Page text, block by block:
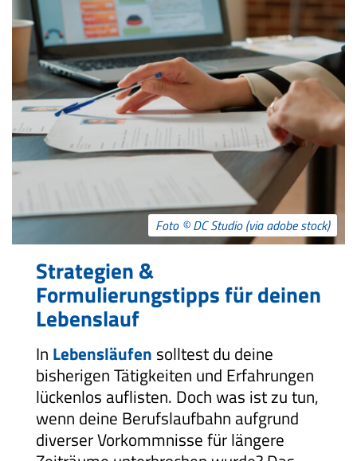
Foto © DC Studio (via adobe stock)
Strategien &
Formulierungstipps für deinen
Lebenslauf
In Lebensläufen solltest du deine
bisherigen Tätigkeiten und Erfahrungen
lückenlos auflisten. Doch was ist zu tun,
wenn deine Berufslaufbahn aufgrund
diverser Vorkommnisse für längere